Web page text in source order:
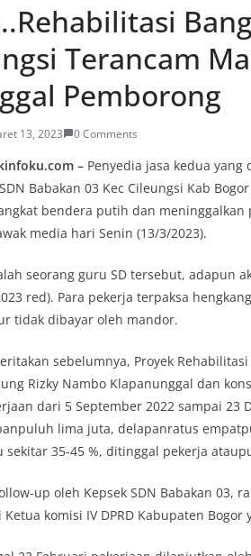
Terancam
Pemborong
13, 2023 0 Comments
– Penyedia jasa kedua
Babakan 03 Kec Cileungsi Kab
bendera putih dan meninggalkan
media hari Senin (13/3/2023).
seorang guru SD tersebut, adapun
red). Para pekerja terpaksa
tidak dibayar oleh mandor.
sebelumnya, Proyek
Rizky Nambo Klapanunggal dan
dari 5 September 2022 sampai 23
lima juta, delapanratus
35-45 %, ditinggal pekerja
up oleh Kepsek SDN Babakan 03,
Ketua komisi IV DPRD Kabupaten